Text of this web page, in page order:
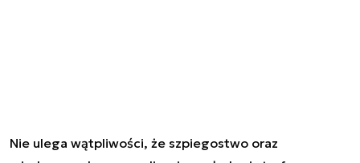
Nie ulega wątpliwości, że szpiegostwo oraz